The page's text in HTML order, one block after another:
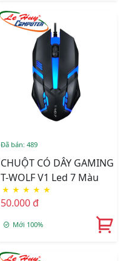
Đã bán: 489
CHUỘT CÓ DÂY GAMING
T-WOLF V1 Led 7 Màu
★ ★ ★ ★ ★
50.000 đ
Mới 100%